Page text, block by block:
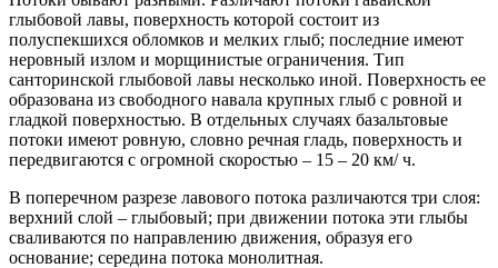
глыбовой лавы, поверхность которой состоит из
полуспекшихся обломков и мелких глыб; последние имеют
неровный излом и морщинистые ограничения. Тип
санторинской глыбовой лавы несколько иной. Поверхность ее
образована из свободного навала крупных глыб с ровной и
гладкой поверхностью. В отдельных случаях базальтовые
потоки имеют ровную, словно речная гладь, поверхность и
передвигаются с огромной скоростью – 15 – 20 км/ ч.
В поперечном разрезе лавового потока различаются три слоя:
верхний слой – глыбовый; при движении потока эти глыбы
сваливаются по направлению движения, образуя его
основание; середина потока монолитная.